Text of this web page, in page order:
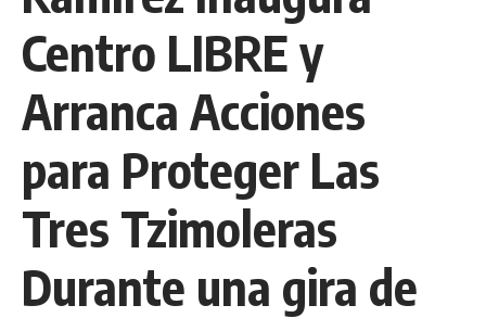
Centro LIBRE y
Arranca Acciones
para Proteger Las
Tres Tzimoleras
Durante una gira de